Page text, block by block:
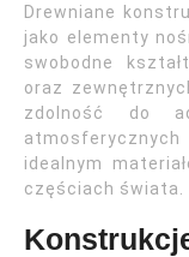
Drewniane
jako elementy
swobodne
oraz
zdolność do
idealnym
częściach świata.